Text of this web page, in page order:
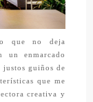
que no deja
un enmarcado
guiños de
que me
creativa y